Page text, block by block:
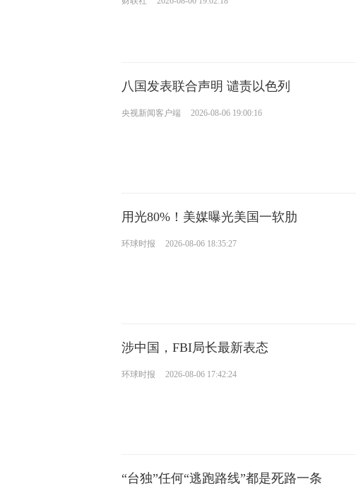
八国发表联合声明 谴责以色列
央视新闻客户端 2026-08-06 19:00:16
用光80%！美媒曝光美国一软肋
环球时报 2026-08-06 18:35:27
涉中国，FBI局长最新表态
环球时报 2026-08-06 17:42:24
“台独”任何“逃跑路线”都是死路一条